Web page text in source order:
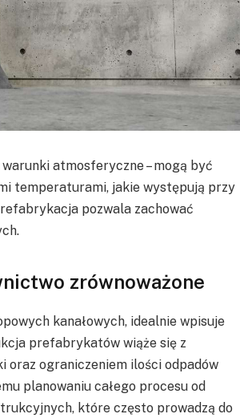
atmosferyczne – mogą być
temperaturami, jakie występują przy
pozwala zachować
zrównoważone
kanałowych, idealnie wpisuje
prefabrykatów wiąże się z
oraz ograniczeniem ilości odpadów
planowaniu całego procesu od
które często prowadzą do